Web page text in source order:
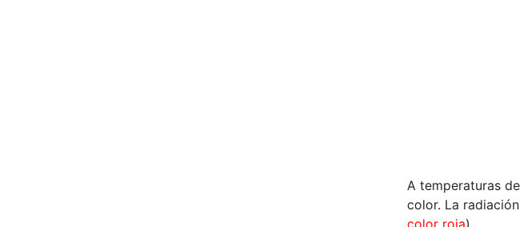
A temperaturas
color. La
color roja).